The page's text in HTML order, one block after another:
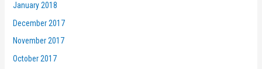
January 2018
December 2017
November 2017
October 2017